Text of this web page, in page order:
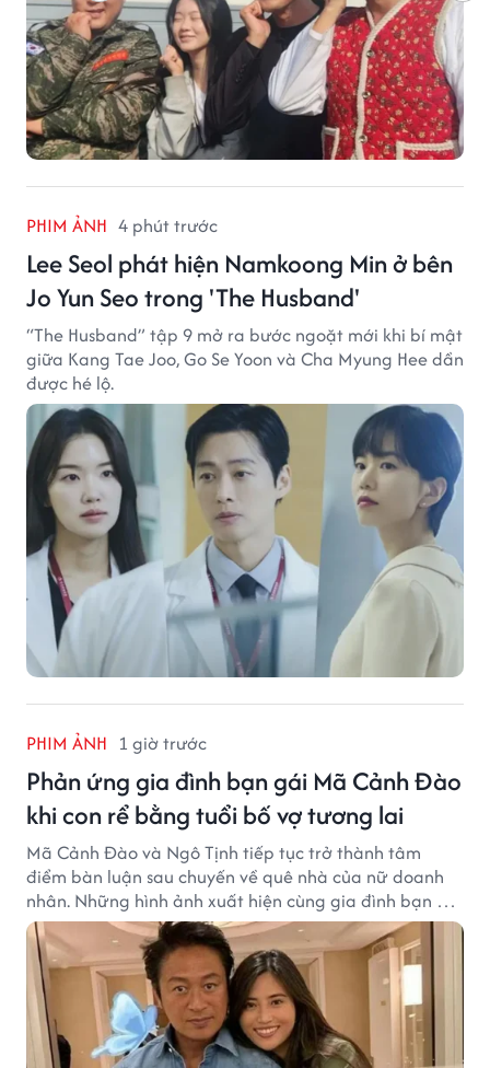
PHIM ẢNH 4 phút trước
Lee Seol phát hiện Namkoong Min ở bên
Jo Yun Seo trong 'The Husband'
“The Husband” tập 9 mở ra bước ngoặt mới khi bí mật
giữa Kang Tae Joo, Go Se Yoon và Cha Myung Hee dần
được hé lộ.
PHIM ẢNH 1 giờ trước
Phản ứng gia đình bạn gái Mã Cảnh Đào
khi con rể bằng tuổi bố vợ tương lai
Mã Cảnh Đào và Ngô Tịnh tiếp tục trở thành tâm
điểm bàn luận sau chuyến về quê nhà của nữ doanh
nhân. Những hình ảnh xuất hiện cùng gia đình bạn gái
Mã Cảnh Đào đang thu hút sự quan tâm trên mạng
xã hội.